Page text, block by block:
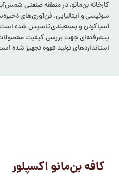
کارخانه بن‌مانو، در منطقه صنعتی
سوئیسی و ایتالیایی، فن‌آوری‌های
آسیاکردن و بسته‌بندی تاسیس شده
پیشرفته‌ای جهت بررسی کیفیت محصولات
استانداردهای تولید قهوه تجهیز شده
کافه بن‌مانو اکسپلور